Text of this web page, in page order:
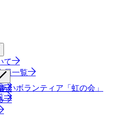
て
員一覧
いボランティア「虹の会」